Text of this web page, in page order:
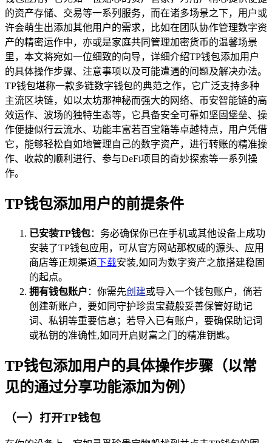
的资产存储、交易等一系列服务，而在诸多场景之下，用户或
许会萌生出添加其他用户的需求，比如在团队协作管理数字资
产的精密运作中，亦或是家庭共同管理加密货币的温馨场景
里，本文将宛如一位细致的向导，详细介绍TP钱包添加用户
的具体操作步骤、注意事项以及可能遭遇的问题及解决办法。
TP钱包堪称一款多链数字钱包的典范之作，它广泛支持多种
主流区块链，如以太坊那神秘而强大的网络、币安智能链的高
效运作、波场的独特生态等，它具备安全可靠如坚固堡垒、操
作便捷似行云流水、功能丰富若百宝箱等卓越特点，用户凭借
它，能够轻松自如地管理自己的数字资产，进行转账的精准操
作、收款的顺利进行、参与DeFi项目的奇妙探索等一系列操
作。
TP钱包添加用户的前提条件
已安装TP钱包：务必确保你已在手机或其他设备上成功
安装了TP钱包应用，可从官方网站那权威的源头、应用
商店等正规渠道下载安装,如同为数字资产之旅搭建稳固
的起点。
拥有钱包账户 ：你需先创建或导入一个钱包账户，倘若
创建新账户，要如同守护珍贵宝藏般妥善保管好助记
词、私钥等重要信息；若导入已有账户，要确保助记词
或私钥的准确性,如同开启财富之门的精准钥匙。
TP钱包添加用户的具体操作步骤（以常
见的通过分享功能添加为例）
（一）打开TP钱包